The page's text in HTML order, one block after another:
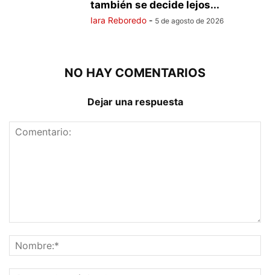
también se decide lejos...
Iara Reboredo - 5 de agosto de 2026
NO HAY COMENTARIOS
Dejar una respuesta